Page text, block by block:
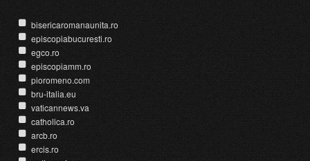
bisericaromanaunita.ro
episcopiabucuresti.ro
egco.ro
episcopiamm.ro
pioromeno.com
bru-italia.eu
vaticannews.va
catholica.ro
arcb.ro
ercis.ro